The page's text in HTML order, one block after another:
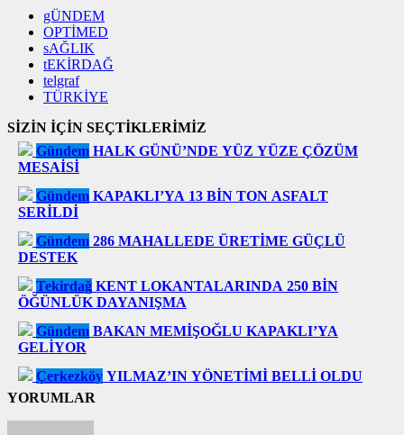
gÜNDEM
OPTİMED
sAĞLIK
tEKİRDAĞ
telgraf
TÜRKİYE
SİZİN İÇİN SEÇTİKLERİMİZ
Gündem HALK GÜNÜ’NDE YÜZ YÜZE ÇÖZÜM
MESAİSİ
Gündem KAPAKLI’YA 13 BİN TON ASFALT
SERİLDİ
Gündem 286 MAHALLEDE ÜRETİME GÜÇLÜ
DESTEK
Tekirdağ KENT LOKANTALARINDA 250 BİN
ÖĞÜNLÜK DAYANIŞMA
Gündem BAKAN MEMİŞOĞLU KAPAKLI’YA
GELİYOR
Çerkezköy YILMAZ’IN YÖNETİMİ BELLİ OLDU
YORUMLAR